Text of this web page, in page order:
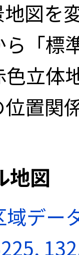
図を
ら「
立体
置関
地図
デー